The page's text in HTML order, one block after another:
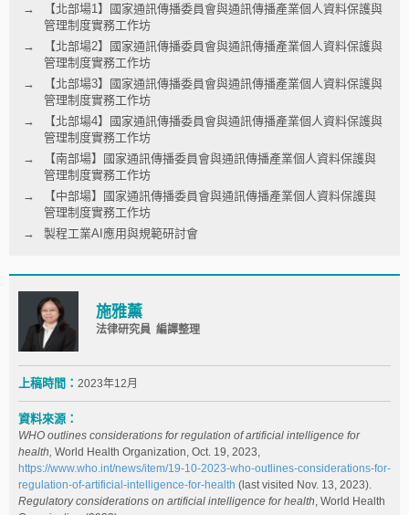
【北部場1】國家通訊傳播委員會與通訊傳播產業個人資料保護與
管理制度實務工作坊
【北部場2】國家通訊傳播委員會與通訊傳播產業個人資料保護與
管理制度實務工作坊
【北部場3】國家通訊傳播委員會與通訊傳播產業個人資料保護與
管理制度實務工作坊
【北部場4】國家通訊傳播委員會與通訊傳播產業個人資料保護與
管理制度實務工作坊
【南部場】國家通訊傳播委員會與通訊傳播產業個人資料保護與
管理制度實務工作坊
【中部場】國家通訊傳播委員會與通訊傳播產業個人資料保護與
管理制度實務工作坊
製程工業AI應用與規範研討會
施雅薰
法律研究員 編譯整理
上稿時間： 2023年12月
資料來源：
WHO outlines considerations for regulation of artificial intelligence for
health, World Health Organization, Oct. 19, 2023,
https://www.who.int/news/item/19-10-2023-who-outlines-considerations-for-
regulation-of-artificial-intelligence-for-health (last visited Nov. 13, 2023).
Regulatory considerations on artificial intelligence for health , World Health